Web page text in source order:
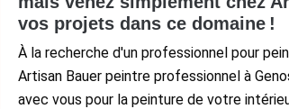
vos projets dans ce domaine !
À la recherche d'un professionnel pour
Artisan Bauer peintre professionnel à
avec vous pour la peinture de votre